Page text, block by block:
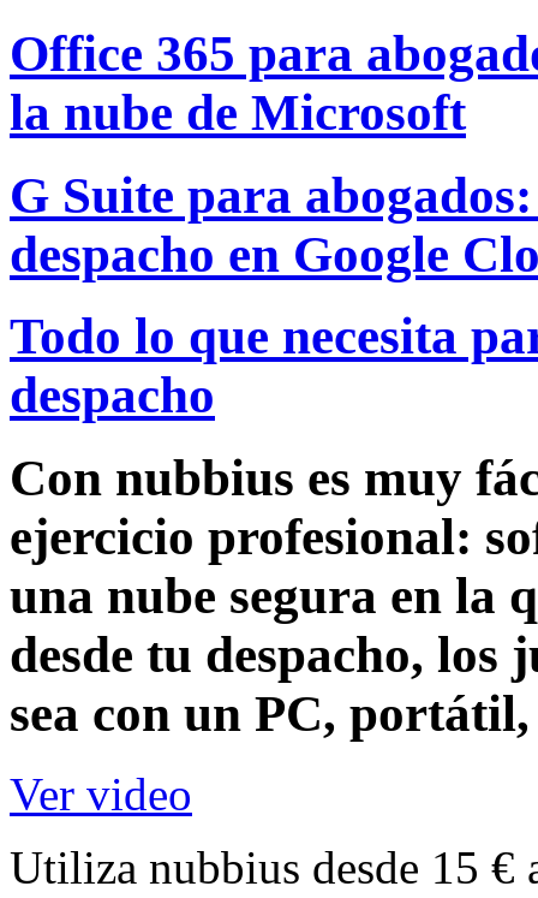
Office 365 para
la nube de Microsoft
G Suite para
despacho en Google
Todo lo que necesita
despacho
Con nubbius es muy
ejercicio profesional:
una nube segura en la
desde tu despacho,
sea con un PC, portátil,
Ver video
Utiliza nubbius desde 15 €